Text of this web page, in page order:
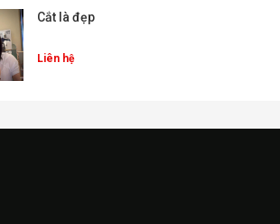
Cắt là đẹp
Liên hệ